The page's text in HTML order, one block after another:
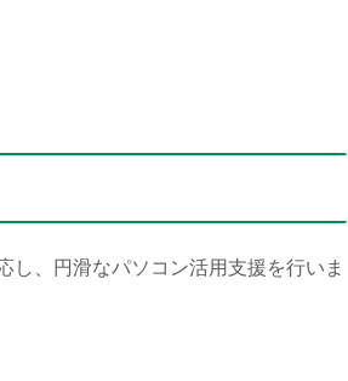
し、円滑なパソコン活用支援を行いま